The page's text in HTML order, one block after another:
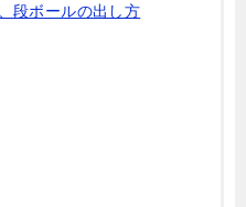
段ボールの出し方